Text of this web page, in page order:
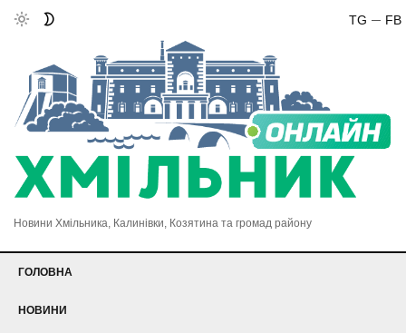
FB
TG
Новини Хмільника, Калинівки, Козятина та громад району
ГОЛОВНА
НОВИНИ